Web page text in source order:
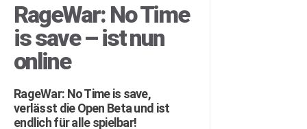
RageWar: No Time
is save – ist nun
online
RageWar: No Time is save,
verlässt die Open Beta und ist
endlich für alle spielbar!